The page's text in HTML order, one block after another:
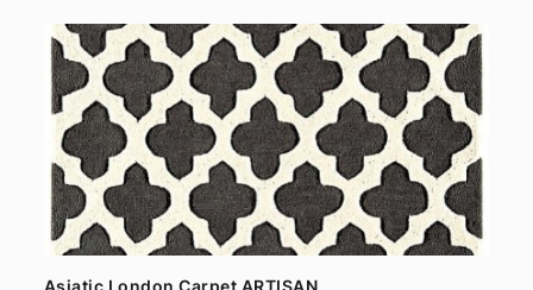
Asiatic London Carpet ARTISAN